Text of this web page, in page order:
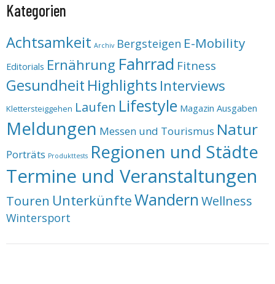
Kategorien
Achtsamkeit Archiv Bergsteigen E-Mobility
Editorials Ernährung Fahrrad Fitness
Gesundheit Highlights Interviews
Klettersteiggehen Laufen Lifestyle Magazin Ausgaben
Meldungen Messen und Tourismus Natur
Porträts Produkttests Regionen und Städte
Termine und Veranstaltungen
Touren UnterkünfteWandern Wellness
Wintersport